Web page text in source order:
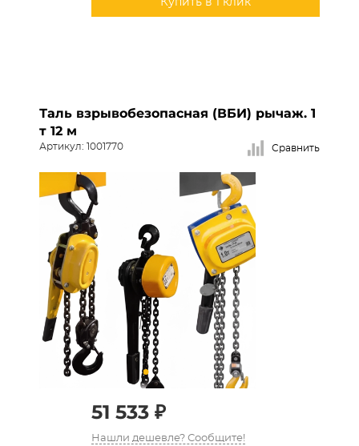
Купить в 1 клик
Таль взрывобезопасная (ВБИ) рычаж. 1
т 12 м
Артикул: 1001770 Сравнить
51 533 ₽
Нашли дешевле? Сообщите!